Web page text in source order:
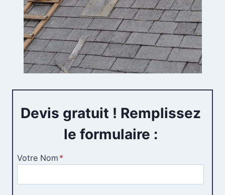
Devis gratuit ! Remplissez
le formulaire :
Votre Nom *